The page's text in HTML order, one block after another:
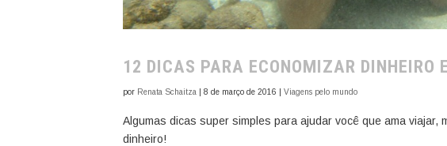
12 DICAS PARA ECONOMIZAR DINHEIRO
por Renata Schaitza 8 de março de 2016 Viagens pelo mundo
Algumas dicas super simples para ajudar você que ama viajar,
dinheiro!